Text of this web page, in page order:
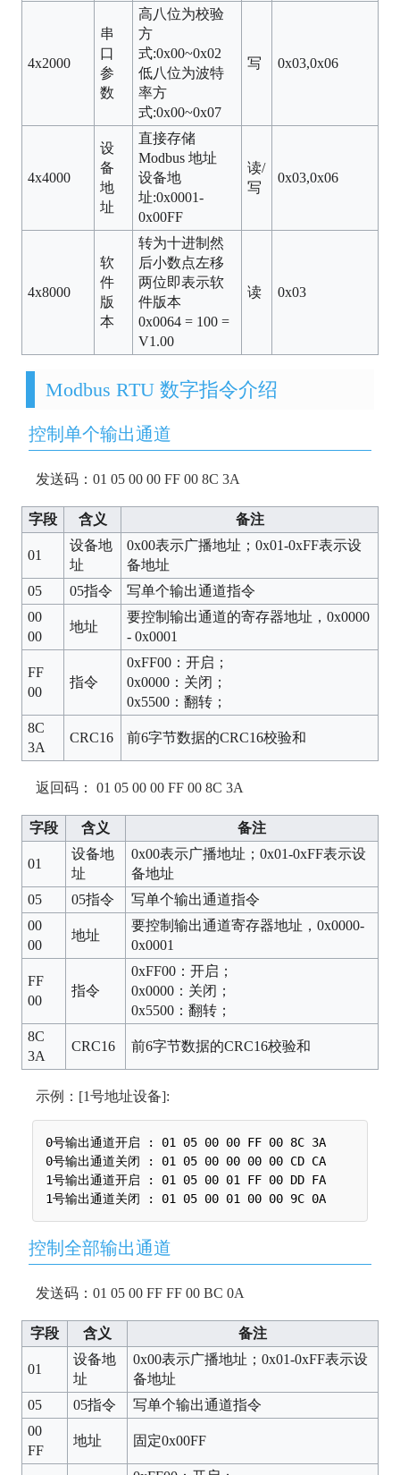
4x2000
串
口
参
数
高八位为校验
方
式:0x00~0x02
低八位为波特
率方
式:0x00~0x07
写 0x03,0x06
4x4000
设
备
地
址
直接存储
Modbus 地址
设备地
址:0x0001-
0x00FF
读/
写
0x03,0x06
4x8000
软
件
版
本
转为十进制然
后小数点左移
两位即表示软
件版本
0x0064 = 100 =
V1.00
读 0x03
Modbus RTU 数字指令介绍
控制单个输出通道
发送码：01 05 00 00 FF 00 8C 3A
字段 含义 备注
01
设备地
址
0x00表示广播地址；0x01-0xFF表示设
备地址
05
05指令
写单个输出通道指令
00
00
地址
要控制输出通道的寄存器地址，0x0000
- 0x0001
FF
00
指令
0xFF00：开启；
0x0000：关闭；
0x5500：翻转；
8C
3A
CRC16 前6字节数据的CRC16校验和
返回码： 01 05 00 00 FF 00 8C 3A
字段 含义 备注
01
设备地
址
0x00表示广播地址；0x01-0xFF表示设
备地址
05
05指令
写单个输出通道指令
00
00
地址
要控制输出通道寄存器地址，0x0000-
0x0001
FF
00
指令
0xFF00：开启；
0x0000：关闭；
0x5500：翻转；
8C
3A
CRC16 前6字节数据的CRC16校验和
示例：[1号地址设备]:
0号输出通道开启 : 01 05 00 00 FF 00 8C 3A
0号输出通道关闭 : 01 05 00 00 00 00 CD CA
1号输出通道开启 : 01 05 00 01 FF 00 DD FA
控制全部输出通道
发送码：01 05 00 FF FF 00 BC 0A
字段 含义 备注
01
设备地
址
0x00表示广播地址；0x01-0xFF表示设
备地址
05
05指令
写单个输出通道指令
00
FF
地址 固定0x00FF